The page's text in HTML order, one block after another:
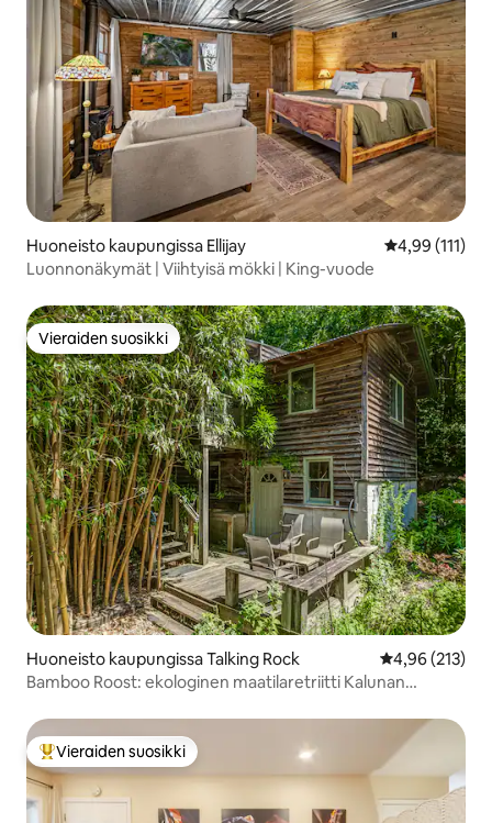
Huoneisto kaupungissa Ellijay
4,99 (111)
Luonnonäkymät | Viihtyisä mökki | King-vuode
Vieraiden suosikki
Vieraiden suosikki
Huoneisto kaupungissa Talking Rock
4,96 (213)
Bamboo Roost: ekologinen maatilaretriitti Kalunan
Vieraiden suosikkien parhaimmistoa
Vieraiden suosikki